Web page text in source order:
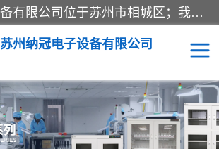
苏州纳冠电子设备有限公司位于苏州市相城区；我司依托国外先进技术结合国内用户的需求，为客户提供具有WMS功能的超低湿快速除湿电子防潮，压缩空气连续干燥柜、智能物料管理氮气储物柜、自制氮氮气柜、防潮氮气组合柜、不锈钢洁净氮气柜、洁净储物柜、石墨舟柜、亮灯导引丝网板存储柜、PCB柔性板气密干燥柜等
苏州纳冠电子设备有限公司
氮气柜